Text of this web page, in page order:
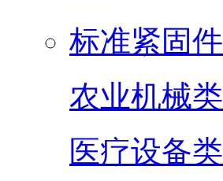
标准紧固件
农业机械类
医疗设备类